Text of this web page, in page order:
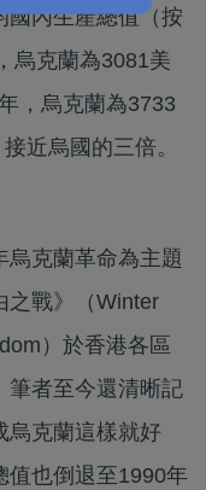
國內生產總值（按
烏克蘭為3081美
，烏克蘭為3733
近烏國的三倍。
烏克蘭革命為主題
之戰》（Winter
）於香港各區
筆者至今還清晰記
烏克蘭這樣就好
值也倒退至1990年